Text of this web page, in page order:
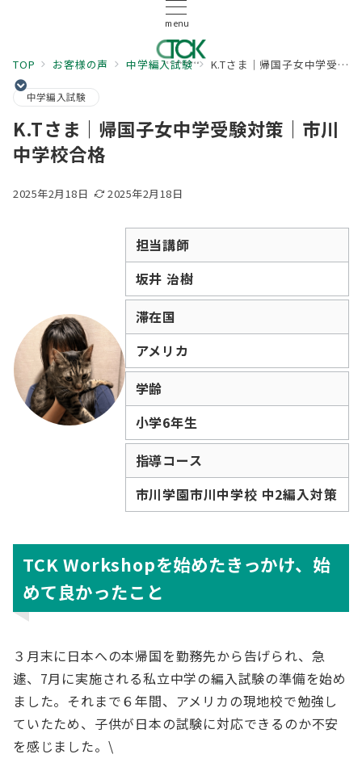
menu
TOP お客様の声 中学編入試験 K.Tさま｜帰国子女中学受験対策｜市川中学校合格
中学編入試験
K.Tさま｜帰国子女中学受験対策｜市川
中学校合格
2025年2月18日 2025年2月18日
担当講師
坂井 治樹
滞在国
アメリカ
学齢
小学6年生
指導コース
市川学園市川中学校 中2編入対策
TCK Workshopを始めたきっかけ、始
めて良かったこと
３月末に日本への本帰国を勤務先から告げられ、急
遽、7月に実施される私立中学の編入試験の準備を始め
ました。それまで６年間、アメリカの現地校で勉強し
ていたため、子供が日本の試験に対応できるのか不安
を感じました。\